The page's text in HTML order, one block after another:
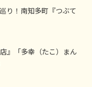
り！南知多町『つぶて
』「多幸（たこ）まん